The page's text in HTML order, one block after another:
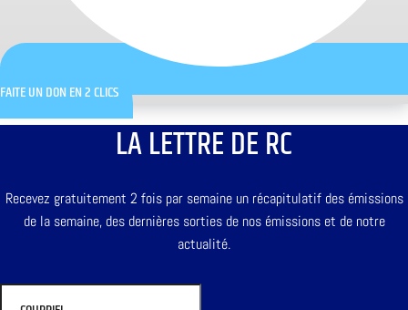
FAITE UN DON EN 2 CLICS
LA LETTRE DE RC
Recevez gratuitement 2 fois par semaine un récapitulatif des émissions
de la semaine, des dernières sorties de nos émissions et de notre
actualité.